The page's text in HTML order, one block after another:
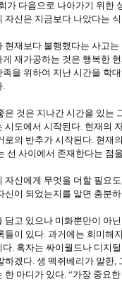
가 다음으로 나아가기 위한
자신은 지금보다 나았다는
현재보다 불행했다는 사고
게 재가공하는 것은 행복한
족을 위하여 지난 시간을 학
.
은 것은 지나간 시간을 있는
시도에서 시작된다. 현재의
로의 반추가 시작된다. 현재
선 사이에서 존재한다는 점
자신에게 무엇을 더할 필요
신이 되었는지를 알면 충분
담고 있으나 미화뿐만이 아
들이 있다. 과거에는 희미해
다. 혹자는 싸이월드나 디지
하겠다. 생 떽쥐베리가 말한,
한 마디가 있다. “가장 중요